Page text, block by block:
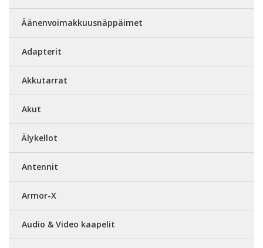
Äänenvoimakkuusnäppäimet
Adapterit
Akkutarrat
Akut
Älykellot
Antennit
Armor-X
Audio & Video kaapelit